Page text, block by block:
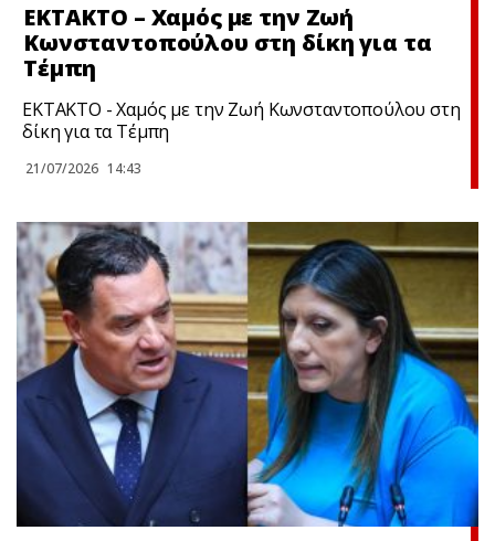
ΕΚΤΑΚΤΟ – Χαμός με την Ζωή
Κωνσταντοπούλου στη δίκη για τα
Τέμπη
ΕΚΤΑΚΤΟ - Χαμός με την Ζωή Κωνσταντοπούλου στη
δίκη για τα Τέμπη
21/07/2026 14:43